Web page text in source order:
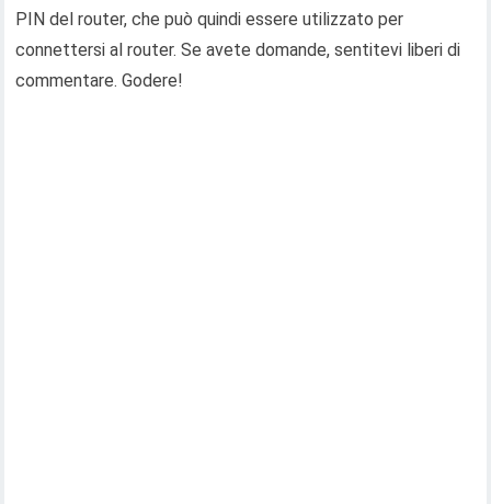
PIN del router, che può quindi essere utilizzato per
connettersi al router. Se avete domande, sentitevi liberi di
commentare. Godere!